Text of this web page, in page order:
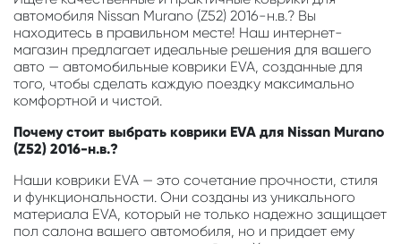
автомобиля Nissan Murano (Z52) 2016-н.в.? Вы
находитесь в правильном месте! Наш интернет-
магазин предлагает идеальные решения для вашего
авто — автомобильные коврики EVA, созданные для
того, чтобы сделать каждую поездку максимально
комфортной и чистой.
Почему стоит выбрать коврики EVA для Nissan Murano
(Z52) 2016-н.в.?
Наши коврики EVA — это сочетание прочности, стиля
и функциональности. Они созданы из уникального
материала EVA, который не только надежно защищает
пол салона вашего автомобиля, но и придает ему